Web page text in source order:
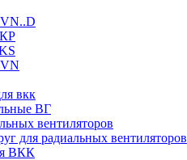
вкк
ВГ
вентиляторов
для радиальных вентиляторов
ВКК